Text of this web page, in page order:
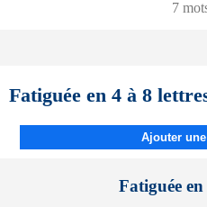
7
Fatiguée en 4 à 8
Ajouter
Fatiguée